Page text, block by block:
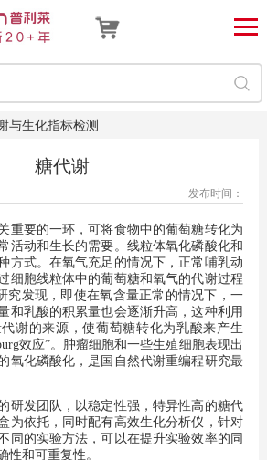
与生化指标检测
糖代谢
发布时间：
重要的一环，可将食物中的葡萄糖转化为
活动和生长的需要。线粒体氧化磷酸化和
方式。在氧气充足的情况下，正常哺乳动
细胞线粒体中的葡萄糖和氧气的代谢过程
究发现，即使在氧含量正常的情况下，一
和乳酸的积累量也会逐渐升高，这种利用
谢的来源，使葡萄糖转化为乳酸来产生
效应”。肿瘤细胞和一些生殖细胞表现出
氧化磷酸化，是国自然代谢重编程研究最
研发团队，以稳定性强，特异性高的糖代
为依托，同时配有高效生化分析仪，针对
同的实验方法，可以在提升实验效率的同
性和可重复性。